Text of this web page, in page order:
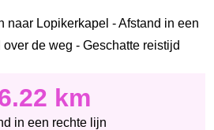
naar Lopikerkapel - Afstand in een
de weg - Geschatte reistijd
km
in een rechte lijn